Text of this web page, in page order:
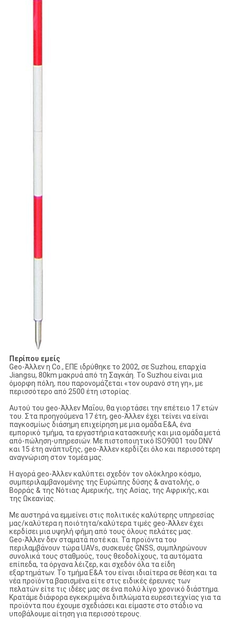
Περίπου εμείς
Geo-Άλλεν η Co., ΕΠΕ ιδρύθηκε το 2002, σε Suzhou, επαρχία
Jiangsu, 80km μακρυά από τη Σαγκάη. Το Suzhou είναι μια
όμορφη πόλη, που παρονομάζεται «τον ουρανό στη γη», με
περισσότερο από 2500 έτη ιστορίας.
Αυτού του geo-Άλλεν Μαΐου, θα γιορτάσει την επέτειο 17 ετών
του. Στα προηγούμενα 17 έτη, geo-Άλλεν έχει τείνει να είναι
παγκοσμίως διάσημη επιχείρηση με μια ομάδα Ε&Α, ένα
εμπορικό τμήμα, τα εργαστήρια κατασκευής και μια ομάδα μετά
από-πώληση-υπηρεσιών. Με πιστοποιητικό ISO9001 του DNV
και 15 έτη ανάπτυξης, geo-Άλλεν κερδίζει όλο και περισσότερη
αναγνώριση στον τομέα μας.
Η αγορά geo-Άλλεν καλύπτει σχεδόν τον ολόκληρο κόσμο,
συμπεριλαμβανομένης της Ευρώπης δύσης & ανατολής, ο
Βορράς & της Νότιας Αμερικής, της Ασίας, της Αφρικής, και
της Ωκεανίας.
Με αυστηρά να εμμείνει στις πολιτικές καλύτερης υπηρεσίας
μας/καλύτερα η ποιότητα/καλύτερα τιμές geo-Άλλεν έχει
κερδίσει μια υψηλή φήμη από τους όλους πελάτες μας.
Geo-Άλλεν δεν σταματά ποτέ και. Τα προϊόντα του
περιλαμβάνουν τώρα UAVs, συσκευές GNSS, συμπληρώνουν
συνολικά τους σταθμούς, τους θεοδολίχους, τα αυτόματα
επίπεδα, τα όργανα λέιζερ, και σχεδόν όλα τα είδη
εξαρτημάτων. Το τμήμα Ε&Α του είναι ιδιαίτερα σε θέση και τα
νέα προϊόντα βασισμένα είτε στις ειδικές έρευνες των
πελατών είτε τις ιδέες μας σε ένα πολύ λίγο χρονικό διάστημα.
Κρατάμε διάφορα εγκεκριμένα διπλώματα ευρεσιτεχνίας για τα
προϊόντα που έχουμε σχεδιάσει και είμαστε στο στάδιο να
υποβάλουμε αίτηση για περισσότερους.